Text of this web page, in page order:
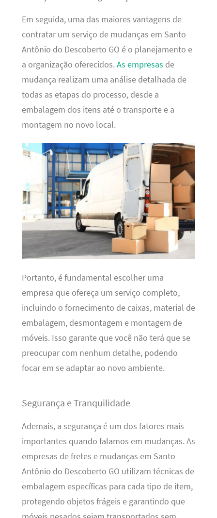
Em seguida, uma das maiores vantagens de
contratar um serviço de mudanças em Santo
Antônio do Descoberto GO é o planejamento e
a organização oferecidos. As empresas de
mudança realizam uma análise detalhada de
todas as etapas do processo, desde a
embalagem dos itens até o transporte e a
montagem no novo local.
Portanto, é fundamental escolher uma
empresa que ofereça um serviço completo,
incluindo o fornecimento de caixas, material de
embalagem, desmontagem e montagem de
móveis. Isso garante que você não terá que se
preocupar com nenhum detalhe, podendo
focar em se adaptar ao novo ambiente.
Segurança e Tranquilidade
Ademais, a segurança é um dos fatores mais
importantes quando falamos em mudanças. As
empresas de fretes e mudanças em Santo
Antônio do Descoberto GO utilizam técnicas de
embalagem específicas para cada tipo de item,
protegendo objetos frágeis e garantindo que